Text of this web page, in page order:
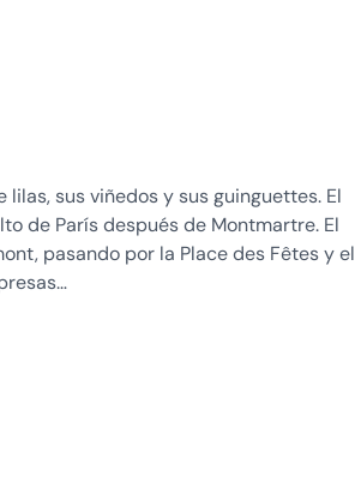
sus viñedos y sus guinguettes. El
de París después de Montmartre. El
pasando por la Place des Fêtes y el